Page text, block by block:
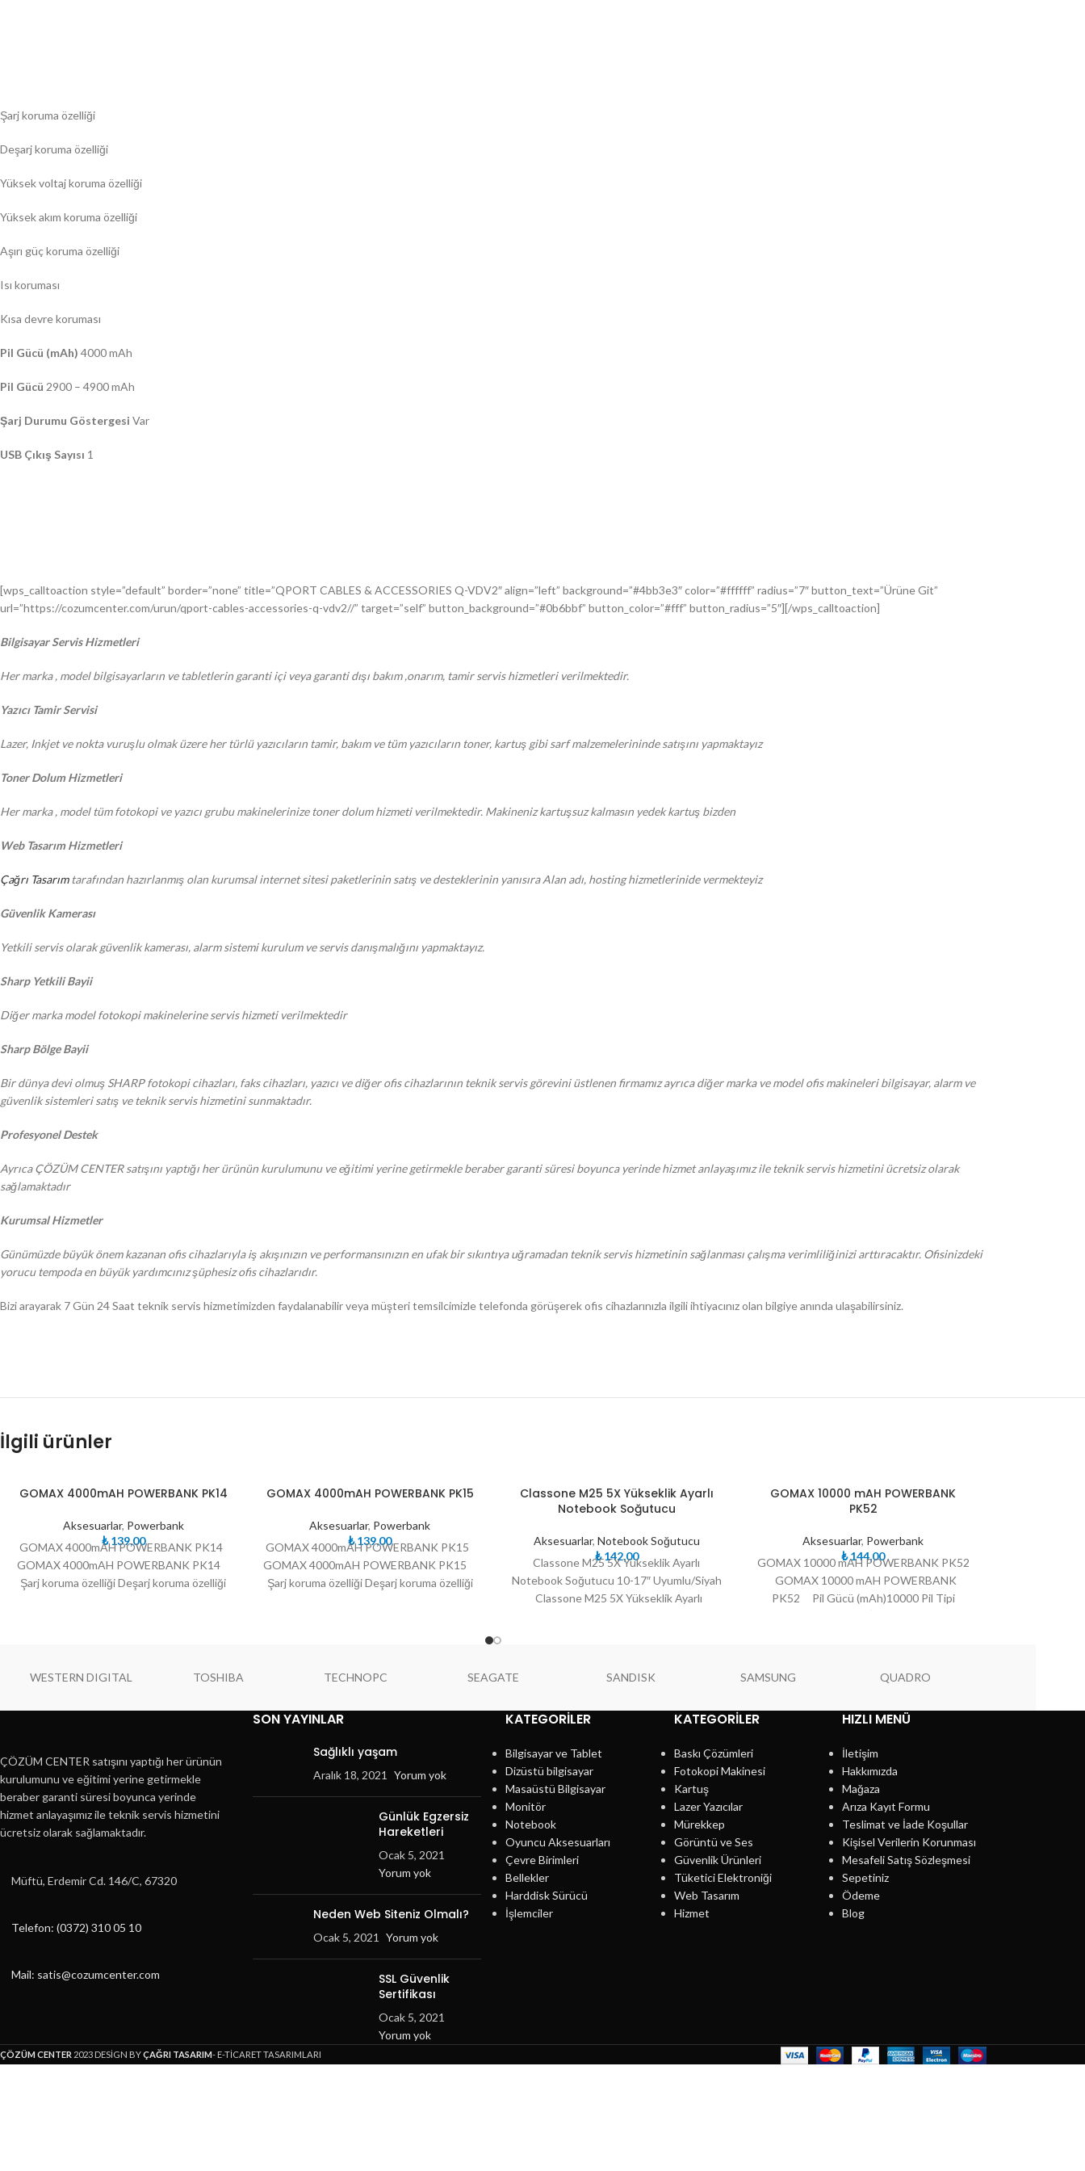
Şarj koruma özelliği
Deşarj koruma özelliği
Yüksek voltaj koruma özelliği
Yüksek akım koruma özelliği
Aşırı güç koruma özelliği
Isı koruması
Kısa devre koruması
Pil Gücü (mAh) 4000 mAh
Pil Gücü 2900 – 4900 mAh
Şarj Durumu Göstergesi Var
USB Çıkış Sayısı 1
[wps_calltoaction style=”default” border=”none” title=”QPORT CABLES & ACCESSORIES Q-VDV2″ align=”left” background=”#4bb3e3″ color=”#ffffff” radius=”7″ button_text=”Ürüne Git”
url=”https://cozumcenter.com/urun/qport-cables-accessories-q-vdv2//” target=”self” button_background=”#0b6bbf” button_color=”#fff” button_radius=”5″][/wps_calltoaction]
Bilgisayar Servis Hizmetleri
Her marka , model bilgisayarların ve tabletlerin garanti içi veya garanti dışı bakım ,onarım, tamir servis hizmetleri verilmektedir.
Yazıcı Tamir Servisi
Lazer, Inkjet ve nokta vuruşlu olmak üzere her türlü yazıcıların tamir, bakım ve tüm yazıcıların toner, kartuş gibi sarf malzemelerininde satışını yapmaktayız
Toner Dolum Hizmetleri
Her marka , model tüm fotokopi ve yazıcı grubu makinelerinize toner dolum hizmeti verilmektedir. Makineniz kartuşsuz kalmasın yedek kartuş bizden
Web Tasarım Hizmetleri
Çağrı Tasarımtarafından hazırlanmış olan kurumsal internet sitesi paketlerinin satış ve desteklerinin yanısıra Alan adı, hosting hizmetlerinide vermekteyiz
Güvenlik Kamerası
Yetkili servis olarak güvenlik kamerası, alarm sistemi kurulum ve servis danışmalığını yapmaktayız.
Sharp Yetkili Bayii
Diğer marka model fotokopi makinelerine servis hizmeti verilmektedir
Sharp Bölge Bayii
Bir dünya devi olmuş SHARP fotokopi cihazları, faks cihazları, yazıcı ve diğer ofis cihazlarının teknik servis görevini üstlenen firmamız ayrıca diğer marka ve model ofis makineleri bilgisayar, alarm ve
güvenlik sistemleri satış ve teknik servis hizmetini sunmaktadır.
Profesyonel Destek
Ayrıca ÇÖZÜM CENTER satışını yaptığı her ürünün kurulumunu ve eğitimi yerine getirmekle beraber garanti süresi boyunca yerinde hizmet anlayaşımız ile teknik servis hizmetini ücretsiz olarak
sağlamaktadır
Kurumsal Hizmetler
Günümüzde büyük önem kazanan ofis cihazlarıyla iş akışınızın ve performansınızın en ufak bir sıkıntıya uğramadan teknik servis hizmetinin sağlanması çalışma verimliliğinizi arttıracaktır. Ofisinizdeki
yorucu tempoda en büyük yardımcınız şüphesiz ofis cihazlarıdır.
Bizi arayarak 7 Gün 24 Saat teknik servis hizmetimizden faydalanabilir veya müşteri temsilcimizle telefonda görüşerek ofis cihazlarınızla ilgili ihtiyacınız olan bilgiye anında ulaşabilirsiniz.
İlgili ürünler
TÜKE
GOMAX 4000mAH POWERBANK PK14
Aksesuarlar, Powerbank
₺139,00
GOMAX 4000mAH POWERBANK PK14
GOMAX 4000mAH POWERBANK PK14
Şarj koruma özelliği Deşarj koruma özelliği
TÜKE
GOMAX 4000mAH POWERBANK PK15
Aksesuarlar, Powerbank
₺139,00
GOMAX 4000mAH POWERBANK PK15
GOMAX 4000mAH POWERBANK PK15
Şarj koruma özelliği Deşarj koruma özelliği
TÜKE
Classone M25 5X Yükseklik Ayarlı
Notebook Soğutucu
Aksesuarlar, Notebook Soğutucu
₺142,00
Classone M25 5X Yükseklik Ayarlı
Notebook Soğutucu 10-17″ Uyumlu/Siyah
Classone M25 5X Yükseklik Ayarlı
TÜKEGOMAX 10000 mAH POWERBANK
PK52
Aksesuarlar, Powerbank
₺144,00
GOMAX 10000 mAH POWERBANK PK52
GOMAX 10000 mAH POWERBANK
PK52 Pil Gücü (mAh)10000 Pil Tipi
WESTERN DIGITAL TOSHIBA TECHNOPC SEAGATE SANDISK SAMSUNG QUADRO
ÇÖZÜM CENTER satışını yaptığı her ürünün
kurulumunu ve eğitimi yerine getirmekle
beraber garanti süresi boyunca yerinde
hizmet anlayaşımız ile teknik servis hizmetini
ücretsiz olarak sağlamaktadır.
Müftü, Erdemir Cd. 146/C, 67320
Telefon: (0372) 310 05 10
Mail: satis@cozumcenter.com
SON YAYINLAR
Sağlıklı yaşam
Aralık 18, 2021 Yorum yok
Günlük Egzersiz
Hareketleri
Ocak 5, 2021
Yorum yok
Neden Web Siteniz Olmalı?
Ocak 5, 2021 Yorum yok
SSL Güvenlik
Sertifikası
Ocak 5, 2021
Yorum yok
KATEGORILER
Bilgisayar ve Tablet
Dizüstü bilgisayar
Masaüstü Bilgisayar
Monitör
Notebook
Oyuncu Aksesuarları
Çevre Birimleri
Bellekler
Harddisk Sürücü
İşlemciler
KATEGORILER
Baskı Çözümleri
Fotokopi Makinesi
Kartuş
Lazer Yazıcılar
Mürekkep
Görüntü ve Ses
Güvenlik Ürünleri
Tüketici Elektroniği
Web Tasarım
Hizmet
HIZLI MENÜ
İletişim
Hakkımızda
Mağaza
Arıza Kayıt Formu
Teslimat ve İade Koşullar
Kişisel Verilerin Korunması
Mesafeli Satış Sözleşmesi
Sepetiniz
Ödeme
Blog
ÇÖZÜM CENTER 2023 DESİGN BYÇAĞRI TASARIM- E-TİCARET TASARIMLARI